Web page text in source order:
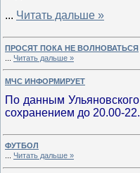
... Читать дальше »
ПРОСЯТ ПОКА НЕ ВОЛНОВАТЬСЯ
Читать дальше »
МЧС ИНФОРМИРУЕТ
По данным
сохранением до 20.00-
ФУТБОЛ
Читать дальше »